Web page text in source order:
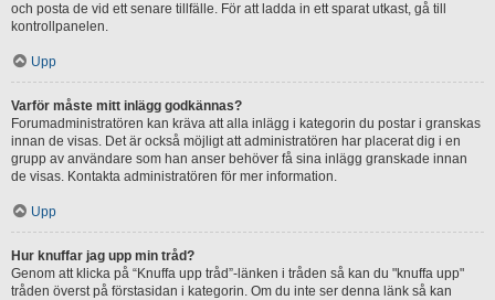
och posta de vid ett senare tillfälle. För att ladda in ett sparat utkast, gå till
kontrollpanelen.
Upp
Varför måste mitt inlägg godkännas?
Forumadministratören kan kräva att alla inlägg i kategorin du postar i granskas
innan de visas. Det är också möjligt att administratören har placerat dig i en
grupp av användare som han anser behöver få sina inlägg granskade innan
de visas. Kontakta administratören för mer information.
Upp
Hur knuffar jag upp min tråd?
Genom att klicka på “Knuffa upp tråd”-länken i tråden så kan du "knuffa upp"
tråden överst på förstasidan i kategorin. Om du inte ser denna länk så kan